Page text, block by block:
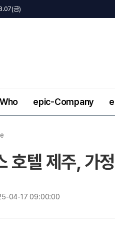
금)
epic-Company
호텔 제주, 가
04-17 09:00:00